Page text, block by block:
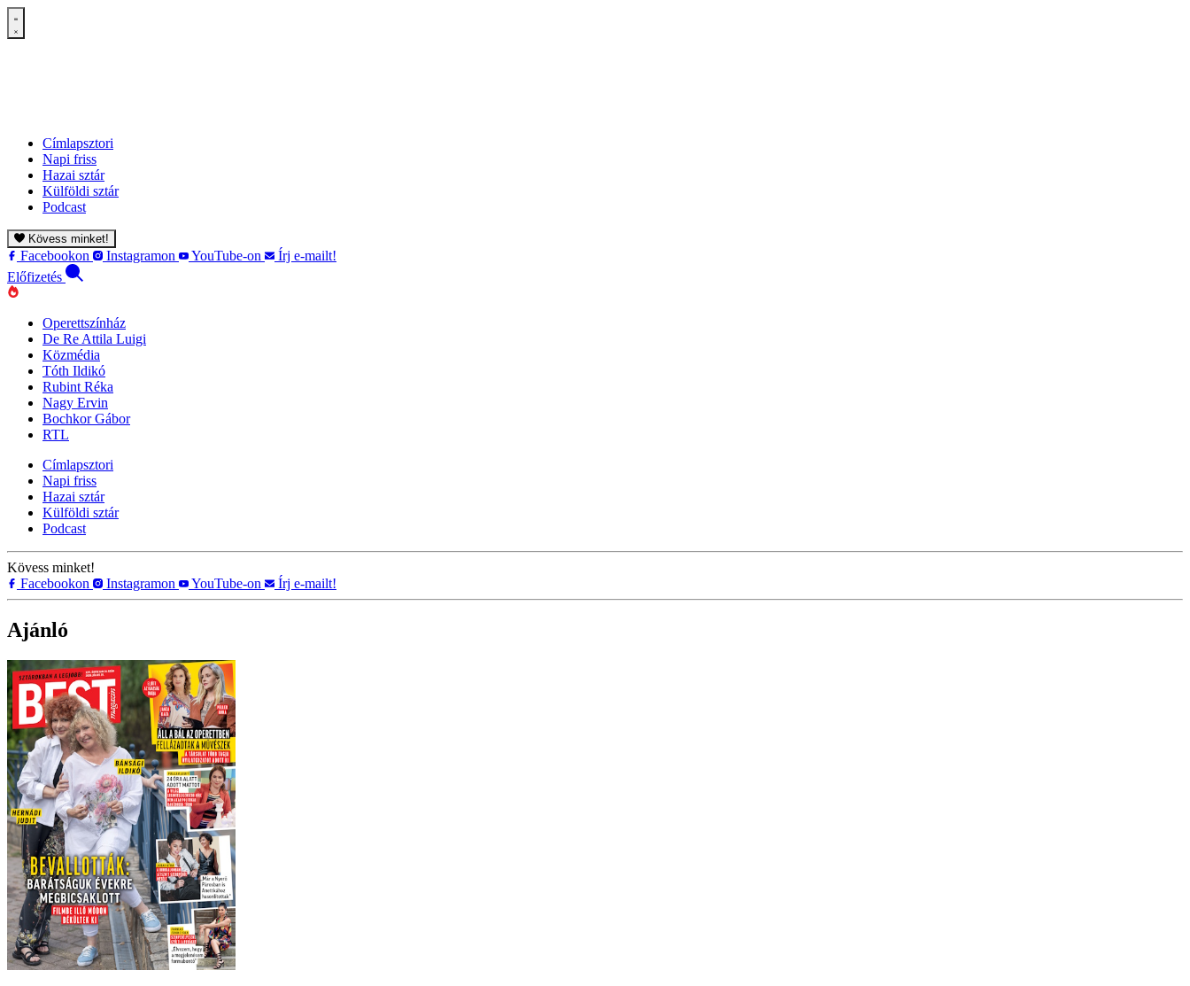
Címlapsztori
Napi friss
Hazai sztár
Külföldi sztár
Podcast
Kövess minket!
Facebookon Instagramon YouTube-on
Írj e-mailt!
Előfizetés
Operettszínház
De Re Attila Luigi
Közmédia
Tóth Ildikó
Rubint Réka
Nagy Ervin
Bochkor Gábor
RTL
Címlapsztori
Napi friss
Hazai sztár
Külföldi sztár
Podcast
Kövess minket!
Facebookon
Instagramon YouTube-on Írj e-mailt!
Ajánló